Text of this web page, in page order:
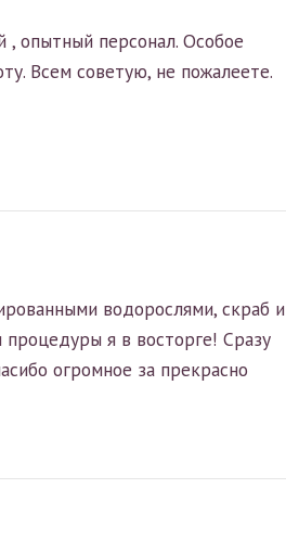
опытный персонал. Особое
Всем советую, не пожалеете.
водорослями, скраб и
я в восторге! Сразу
огромное за прекрасно